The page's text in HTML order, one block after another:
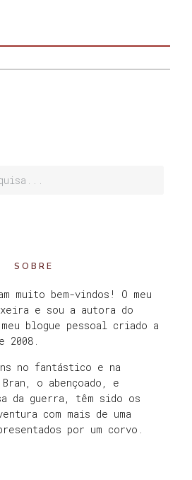
SOBRE
muito bem-vindos! O meu
e sou a autora do
blogue pessoal criado a
2008.
no fantástico e na
o abençoado, e
da guerra, têm sido os
com mais de uma
por um corvo.